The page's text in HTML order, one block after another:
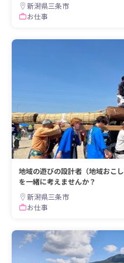
新潟県三条市
お仕事
地域の遊びの設計者（地域おこ
を一緒に考えませんか？
新潟県三条市
お仕事